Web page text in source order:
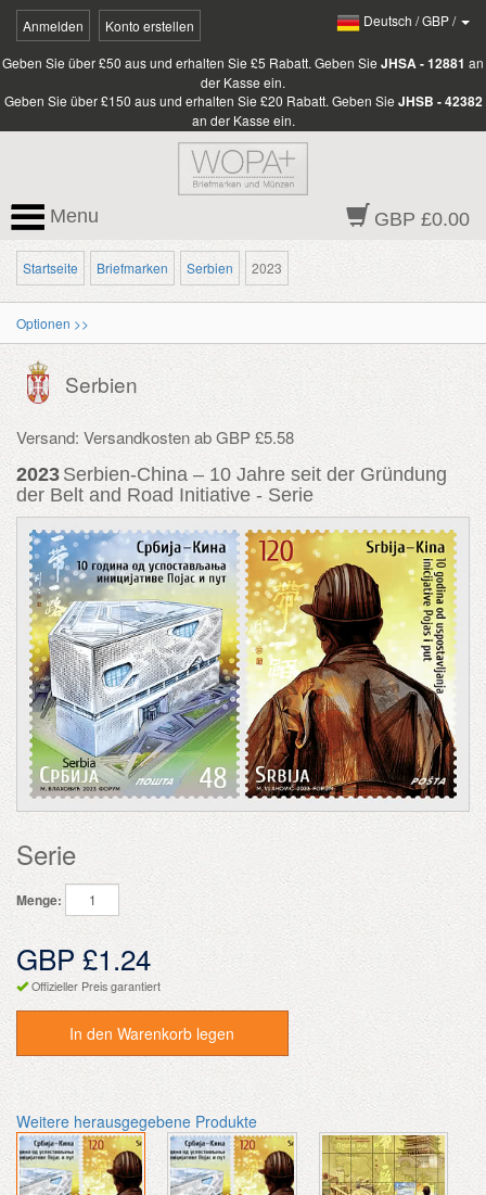
Anmelden Konto erstellen Deutsch /GBP/
Geben Sie über £50 aus und erhalten Sie £5 Rabatt. Geben Sie JHSA - 12881 an
der Kasse ein.
Geben Sie über £150 aus und erhalten Sie £20 Rabatt. Geben Sie JHSB - 42382
an der Kasse ein.
GBP £0.00
Menu
Startseite Briefmarken Serbien 2023
Optionen >>
Serbien
Versand: Versandkosten ab GBP £5.58
2023 Serbien-China – 10 Jahre seit der Gründung
der Belt and Road Initiative - Serie
Serie
Menge:
GBP £1.24
Offizieller Preis garantiert
In den Warenkorb legen
Weitere herausgegebene Produkte